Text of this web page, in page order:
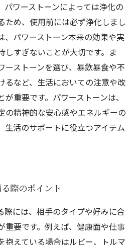
パワーストーンによっては浄化の
ため、使用前には必ず浄化しまし
、パワーストーン本来の効果や実
しすぎないことが大切です。ま
ーストーンを選び、暴飲暴食や不
るなど、生活においての注意や改
重要です。パワーストーンは、
の精神的な安心感やエネルギーの
生活のサポートに役立つアイテム
際のポイント
際には、相手のタイプや好みに合
重要です。例えば、健康面や仕事
抱えている場合はルビー、トルマ